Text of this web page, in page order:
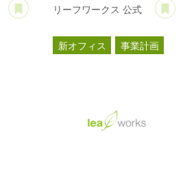
リーフワークス 公式
新オフィス
事業計画